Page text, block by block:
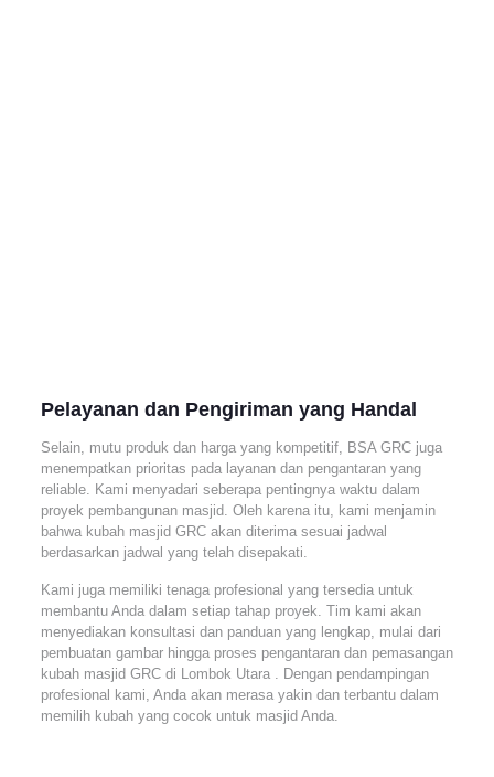
Pelayanan dan Pengiriman yang Handal
Selain, mutu produk dan harga yang kompetitif, BSA GRC juga
menempatkan prioritas pada layanan dan pengantaran yang
reliable. Kami menyadari seberapa pentingnya waktu dalam
proyek pembangunan masjid. Oleh karena itu, kami menjamin
bahwa kubah masjid GRC akan diterima sesuai jadwal
berdasarkan jadwal yang telah disepakati.
Kami juga memiliki tenaga profesional yang tersedia untuk
membantu Anda dalam setiap tahap proyek. Tim kami akan
menyediakan konsultasi dan panduan yang lengkap, mulai dari
pembuatan gambar hingga proses pengantaran dan pemasangan
kubah masjid GRC di Lombok Utara . Dengan pendampingan
profesional kami, Anda akan merasa yakin dan terbantu dalam
memilih kubah yang cocok untuk masjid Anda.